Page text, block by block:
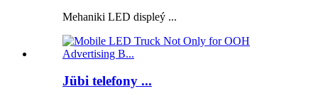
Mehaniki LED displeý ...
Jübi telefony ...